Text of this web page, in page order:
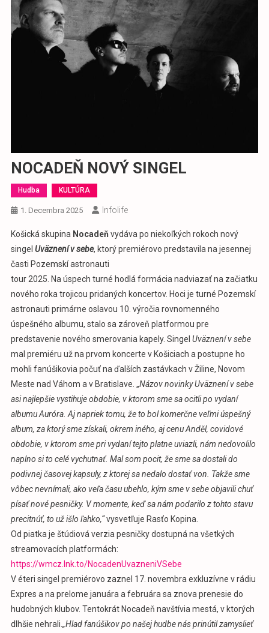
NOCADEŇ NOVÝ SINGEL
Hudba KULTÚRA
1. Decembra 2025 Infolife
Košická skupina Nocadeň vydáva po niekoľkých rokoch nový
singel Uväznení v sebe, ktorý premiérovo predstavila na jesennej
časti Pozemskí astronauti
tour 2025. Na úspech turné hodlá formácia nadviazať na začiatku
nového roka trojicou pridaných koncertov. Hoci je turné Pozemskí
astronauti primárne oslavou 10. výročia rovnomenného
úspešného albumu, stalo sa zároveň platformou pre
predstavenie nového smerovania kapely. Singel Uväznení v sebe
mal premiéru už na prvom koncerte v Košiciach a postupne ho
mohli fanúšikovia počuť na ďalších zastávkach v Žiline, Novom
Meste nad Váhom a v Bratislave. „Názov novinky Uväznení v sebe
asi najlepšie vystihuje obdobie, v ktorom sme sa ocitli po vydaní
albumu Auróra. Aj napriek tomu, že to bol komerčne veľmi úspešný
album, za ktorý sme získali, okrem iného, aj cenu Anděl, covidové
obdobie, v ktorom sme pri vydaní tejto platne uviazli, nám nedovolilo
naplno si to celé vychutnať. Mal som pocit, že sme sa dostali do
podivnej časovej kapsuly, z ktorej sa nedalo dostať von. Takže sme
vôbec nevnímali, ako veľa času ubehlo, kým sme v sebe objavili chuť
písať nové pesničky. V momente, keď sa nám podarilo z tohto stavu
precitnúť, to už išlo ľahko,“vysvetľuje Rasťo Kopina.
Od piatka je štúdiová verzia pesničky dostupná na všetkých
streamovacích platformách:
https://wmcz.lnk.to/NocadenUvazneniVSebe
V éteri singel premiérovo zaznel 17. novembra exkluzívne v rádiu
Expres a na prelome januára a februára sa znova prenesie do
hudobných klubov. Tentokrát Nocadeň navštívia mestá, v ktorých
dlhšie nehrali. „Hlad fanúšikov po našej hudbe nás prinútil zamyslieť